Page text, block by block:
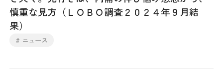
慎重な見方（ＬＯＢＯ調査２０２４年９月結
果）
# ニュース